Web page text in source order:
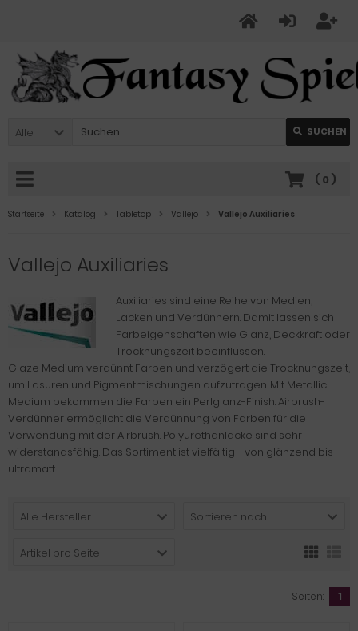
Alle SUCHEN
( 0 )
Startseite Katalog Tabletop Vallejo Vallejo Auxiliaries
Vallejo Auxiliaries
Auxiliaries sind eine Reihe von Medien,
Lacken und Verdünnern. Damit lassen sich
Farbeigenschaften wie Glanz, Deckkraft oder
Trocknungszeit beeinflussen.
Glaze Medium verdünnt Farben und verzögert die Trocknungszeit,
um Lasuren und Pigmentmischungen aufzutragen. Mit Metallic
Medium bekommen die Farben ein Perlglanz-Finish. Airbrush-
Verdünner ermöglicht die Verdünnung von Farben für die
Verwendung mit der Airbrush. Polyurethanlacke sind sehr
widerstandsfähig. Das Sortiment ist vielfältig - von glänzend bis
ultramatt.
Alle Hersteller Sortieren nach ...
Artikel pro Seite
Seiten: 1